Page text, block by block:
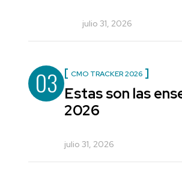
julio 31, 2026
03 CMO TRACKER 2026
Estas son las
2026
julio 31, 2026